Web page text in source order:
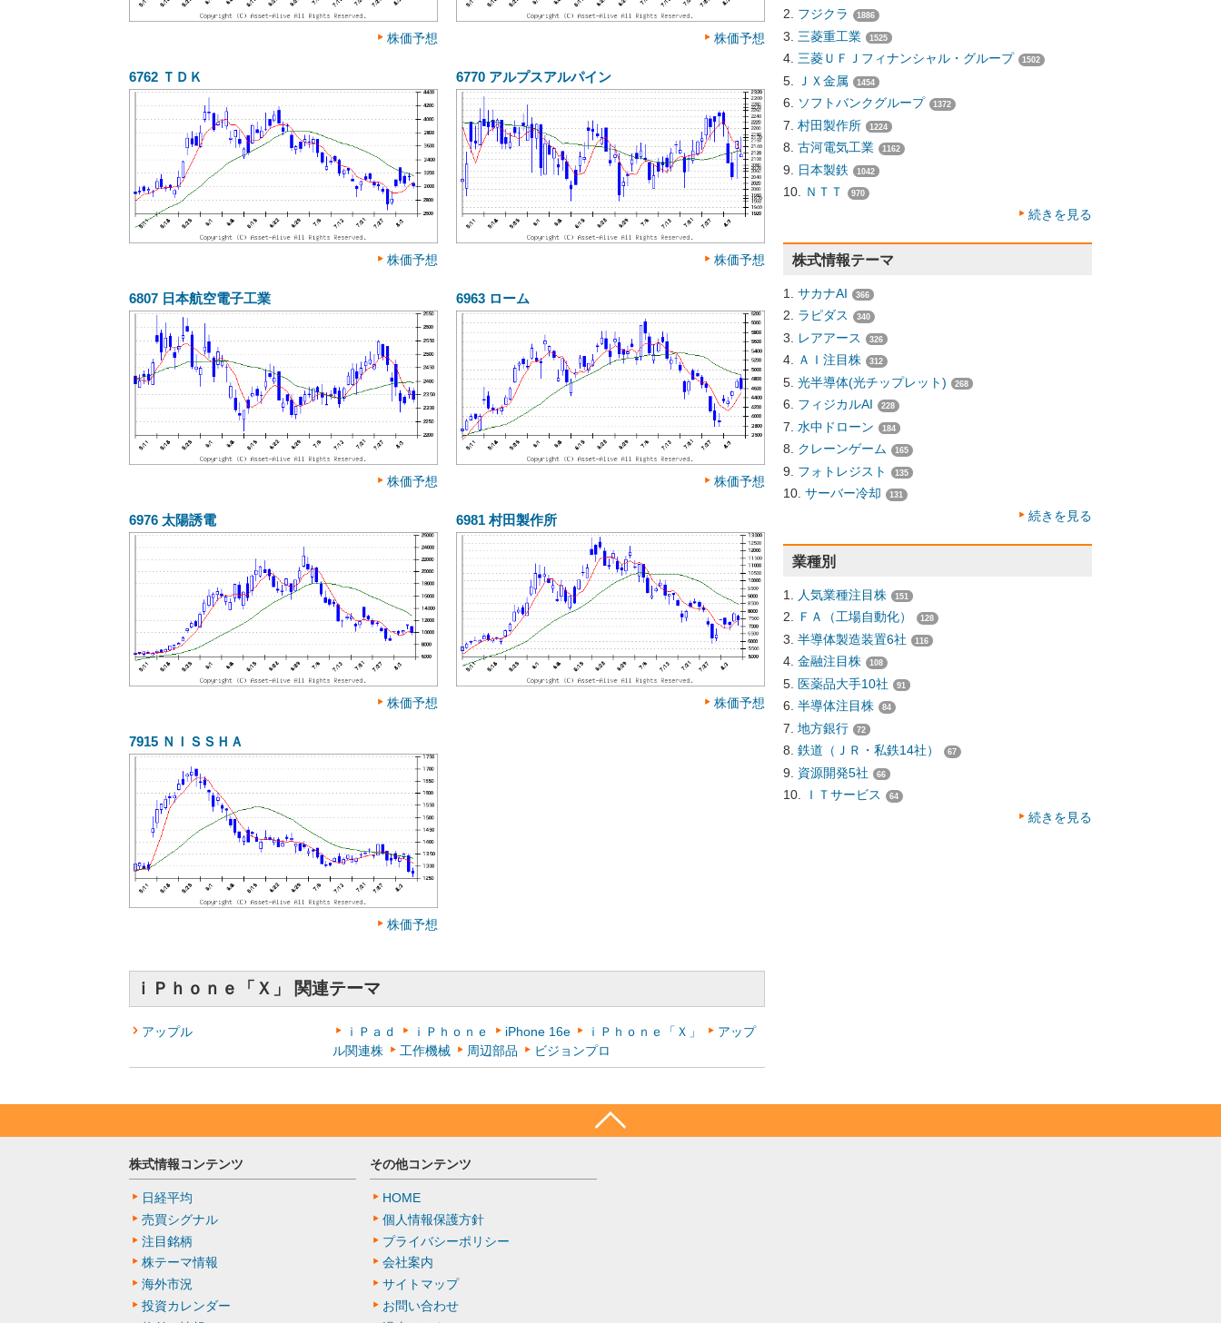
株価予想 株価予想
6762 ＴＤＫ
株価予想
6770 アルプスアルパイン
株価予想
6807 日本航空電子工業
株価予想
6963 ローム
株価予想
6976 太陽誘電
株価予想
6981 村田製作所
株価予想
7915 ＮＩＳＳＨＡ
株価予想
ｉＰｈｏｎｅ「Ｘ」 関連テーマ
アップル ｉＰａｄ ｉＰｈｏｎｅ iPhone 16e ｉＰｈｏｎｅ「Ｘ」
アップ
ル関連株
工作機械 周辺部品 ビジョンプロ
フジクラ 1886
三菱重工業 1525
三菱ＵＦＪフィナンシャル・グループ 1502
ＪＸ金属 1454
ソフトバンクグループ 1372
村田製作所 1224
古河電気工業 1162
日本製鉄 1042
ＮＴＴ 970
続きを見る
株式情報テーマ
サカナAI 366
ラピダス 340
レアアース 326
ＡＩ注目株 312
光半導体(光チップレット) 268
フィジカルAI 228
水中ドローン 184
クレーンゲーム 165
フォトレジスト 135
サーバー冷却 131
続きを見る
業種別
人気業種注目株 151
ＦＡ（工場自動化） 128
半導体製造装置6社 116
金融注目株 108
医薬品大手10社 91
半導体注目株 84
地方銀行 72
鉄道（ＪＲ・私鉄14社） 67
資源開発5社 66
ＩＴサービス 64
続きを見る
株式情報コンテンツ
日経平均
売買シグナル
注目銘柄
株テーマ情報
海外市況
投資カレンダー
その他コンテンツ
HOME
個人情報保護方針
プライバシーポリシー
会社案内
サイトマップ
お問い合わせ